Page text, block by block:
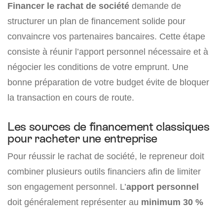
Financer le rachat de société demande de
structurer un plan de financement solide pour
convaincre vos partenaires bancaires. Cette étape
consiste à réunir l’apport personnel nécessaire et à
négocier les conditions de votre emprunt. Une
bonne préparation de votre budget évite de bloquer
la transaction en cours de route.
Les sources de financement classiques
pour racheter une entreprise
Pour réussir le rachat de société, le repreneur doit
combiner plusieurs outils financiers afin de limiter
son engagement personnel. L’apport personnel
doit généralement représenter au minimum 30 %